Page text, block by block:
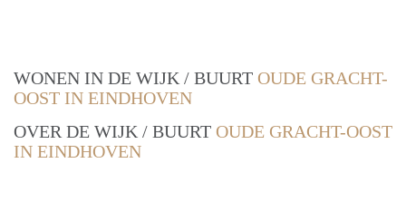
WONEN IN DE WIJK / BUURT OUDE GRACHT-
OOST IN EINDHOVEN
OVER DE WIJK / BUURT OUDE GRACHT-OOST
IN EINDHOVEN